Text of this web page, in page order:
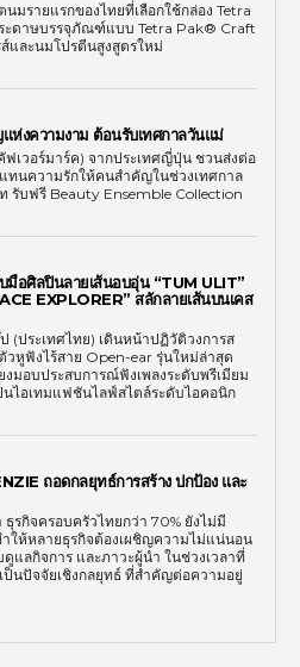
มรายแรกของไทยที่เลือกใช้กล่อง Tetra
ะดาษบรรจุภัณฑ์แบบ Tetra Pak® Craft
และนมโปรตีนสูงสูตรใหม่
งความงาม ต้อนรับเทศกาลวันแม่
ฟเวอร์มาร์ค) จากประเทศญี่ปุ่น ชวนส่งต่อ
ทนความรักให้คนสำคัญในช่วงเทศกาล
รับฟรี Beauty Ensemble Collection
อศิลปินลายเส้นอบอุ่น “TUM ULIT”
EXPLORER” สลักลายเส้นบนเคส
(ประเทศไทย) เดินหน้าปฏิวัติวงการส
วหูฟังไร้สาย Open-ear รุ่นใหม่ล่าสุด
งมอบประสบการณ์ฟังเพลงระดับพรีเมียม
ไอเทมแฟชันไลฟ์สไตล์ระดับไอคอนิก
ถอดกลยุทธ์การสร้าง ปกป้อง และ
รกิจครอบครัวไทยกว่า 70% ยังไม่มี
ให้หลายธุรกิจต้องเผชิญความไม่แน่นอน
แลกิจการ และภาวะผู้นำ ในช่วงเวลาที่
ป็นปัจจัยเชิงกลยุทธ์ ที่สำคัญต่อความอยู่